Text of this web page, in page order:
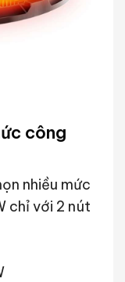
công
nhiều mức
chỉ với 2 nút